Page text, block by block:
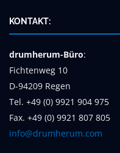
KONTAKT:
drumherum-Büro:
Fichtenweg 10
D-94209 Regen
Tel. +49 (0) 9921 904 975
Fax. +49 (0) 9921 807 805
info@drumherum.com